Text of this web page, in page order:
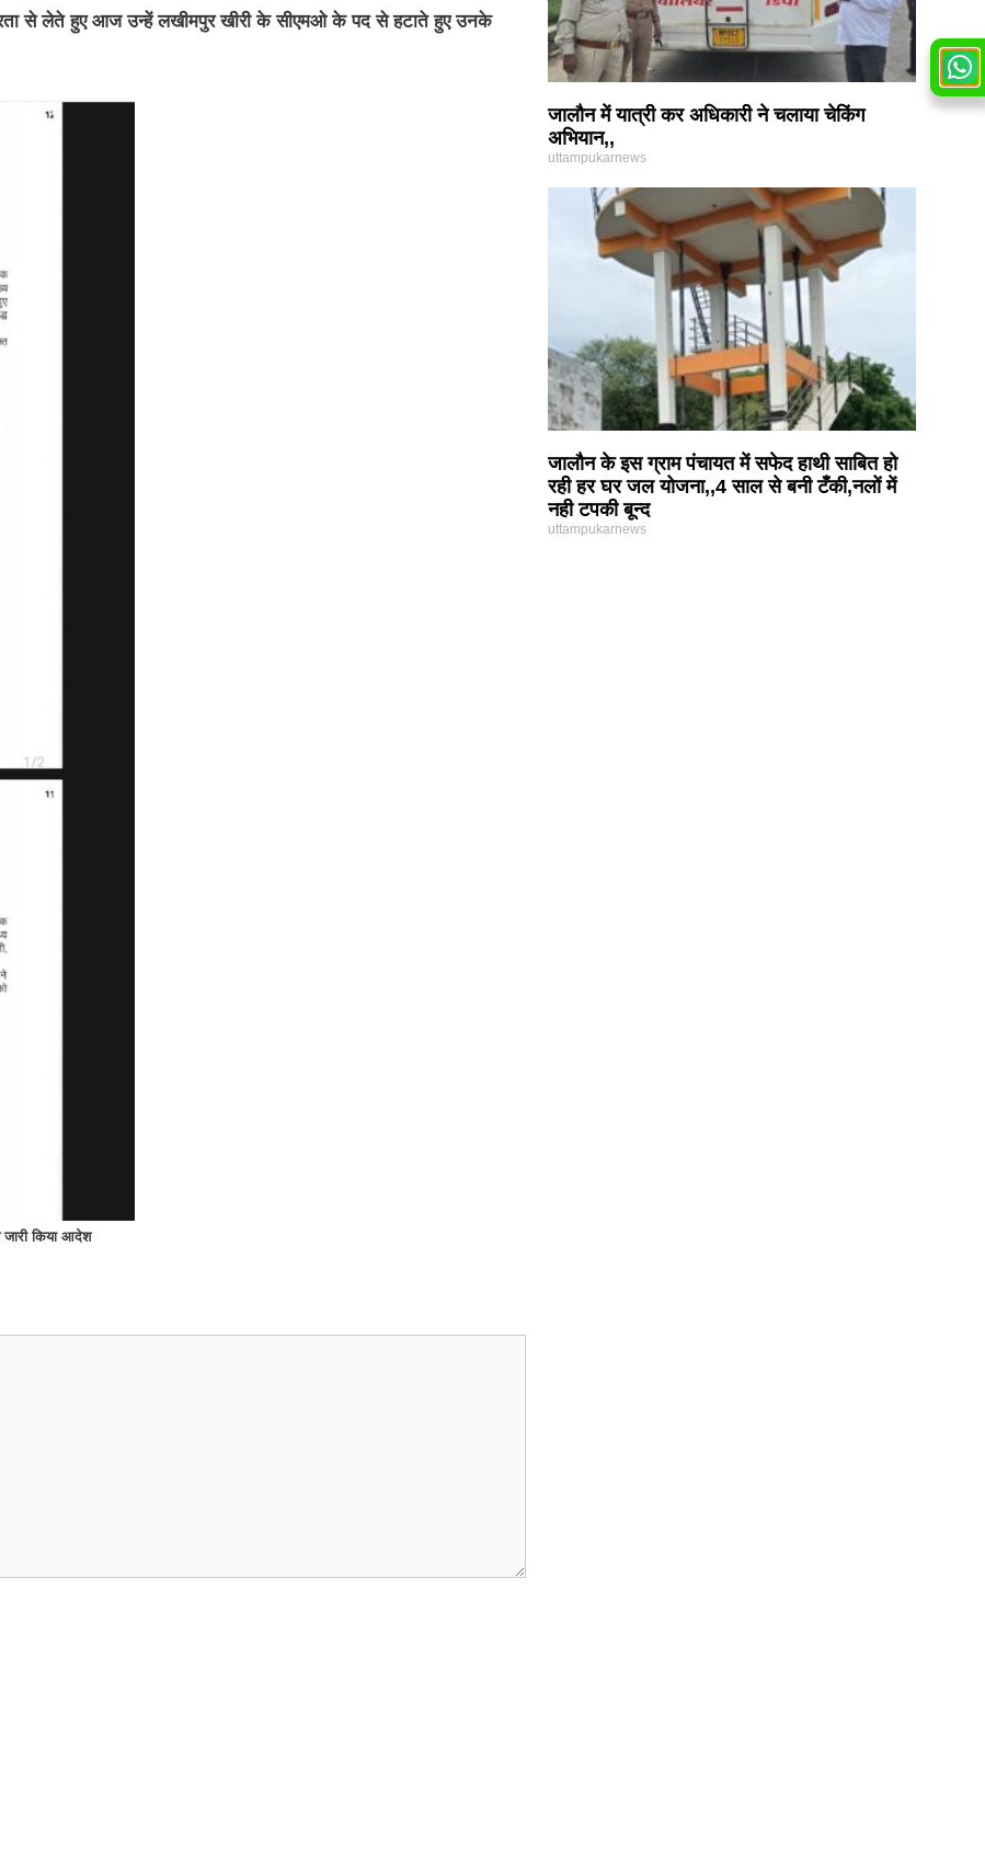
से लेते हुए आज उन्हें लखीमपुर खीरी के सीएमओ के पद से हटाते हुए उनके
किया आदेश
जालौन में यात्री कर अधिकारी ने चलाया चेकिंग
अभियान,,
uttampukarnews
जालौन के इस ग्राम पंचायत में सफेद हाथी साबित हो
रही हर घर जल योजना,,4 साल से बनी टँकी,नलों में
नही टपकी बून्द
uttampukarnews